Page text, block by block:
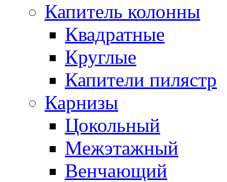
Капитель колонны
Квадратные
Круглые
Капители пилястр
Карнизы
Цокольный
Межэтажный
Венчающий